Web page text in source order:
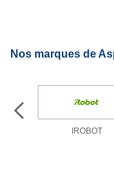
Nos marques de
IROBOT